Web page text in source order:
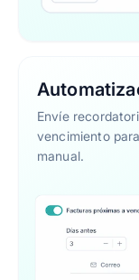
Envíe
vencimiento
manual.